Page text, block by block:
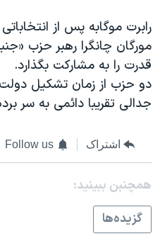
سفر پرزیدنت ترامپ به چین
رابرت موگابه پس از
مورگان چانگرا رهبر حزب
قدرت را به مشارکت بگذارد.
دو حزب از زمان تشکیل
جدالی تقریبا دائمی به سر
اشتراک Follow us
همچنبن ببینید:
گزيده‌ها